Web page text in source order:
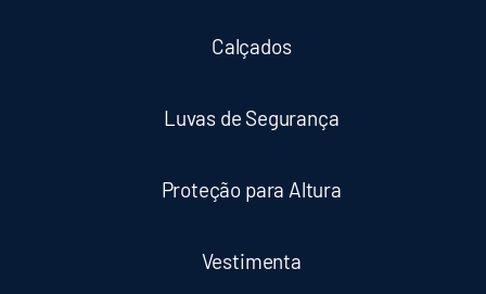
Calçados
Luvas de Segurança
Proteção para Altura
Vestimenta